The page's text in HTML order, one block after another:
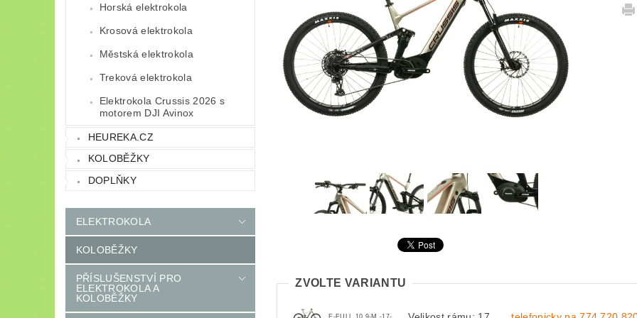
Horská elektrokola
Krosová elektrokola
Městská elektrokola
Treková elektrokola
Elektrokola Crussis 2026 s
motorem DJI Avinox
HEUREKA.CZ
KOLOBĚŽKY
DOPLŇKY
ELEKTROKOLA
KOLOBĚŽKY
PŘÍSLUŠENSTVÍ PRO
ELEKTROKOLA A
KOLOBĚŽKY
ZVOLTE VARIANTU